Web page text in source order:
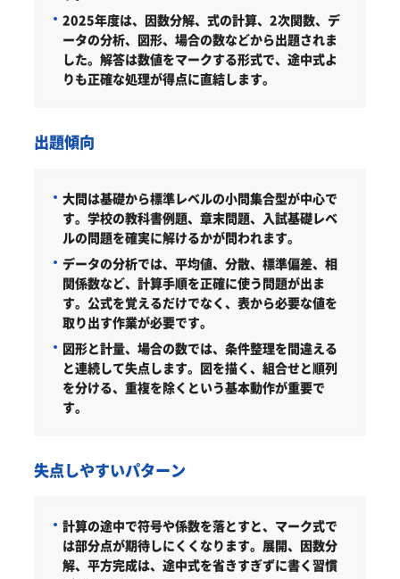
2025年度は、因数分解、式の計算、2次関数、デ
ータの分析、図形、場合の数などから出題されま
した。解答は数値をマークする形式で、途中式よ
りも正確な処理が得点に直結します。
出題傾向
大問は基礎から標準レベルの小問集合型が中心で
す。学校の教科書例題、章末問題、入試基礎レベ
ルの問題を確実に解けるかが問われます。
データの分析では、平均値、分散、標準偏差、相
関係数など、計算手順を正確に使う問題が出ま
す。公式を覚えるだけでなく、表から必要な値を
取り出す作業が必要です。
図形と計量、場合の数では、条件整理を間違える
と連続して失点します。図を描く、組合せと順列
を分ける、重複を除くという基本動作が重要で
す。
失点しやすいパターン
計算の途中で符号や係数を落とすと、マーク式で
は部分点が期待しにくくなります。展開、因数分
解、平方完成は、途中式を省きすぎずに書く習慣